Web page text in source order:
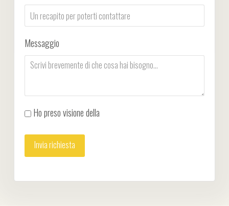
Messaggio
Ho preso visione della